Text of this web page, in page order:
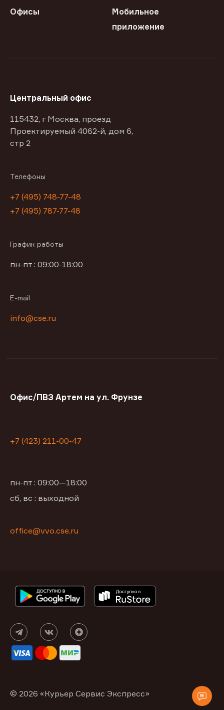
Офисы
Мобильное
приложение
Центральный офис
115432, г Москва, проезд
Проектируемый 4062-й, дом 6,
стр 2
Телефоны
+7 (495) 748-77-48
+7 (495) 787-77-48
График работы
пн-пт : 09:00-18:00
E-mail
info@cse.ru
Офис/ПВЗ Артем на ул. Фрунзе
+7 (423) 211-00-47
пн-пт : 09:00—18:00
сб, вс : выходной
office@vvo.cse.ru
© 2026 «Курьер Сервис Экспресс»